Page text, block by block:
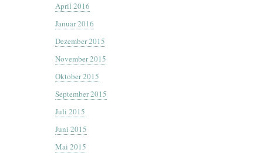
April 2016
Januar 2016
Dezember 2015
November 2015
Oktober 2015
September 2015
Juli 2015
Juni 2015
Mai 2015